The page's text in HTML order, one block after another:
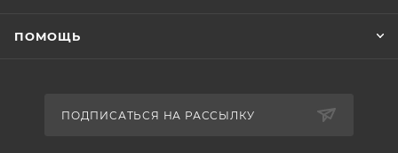
ПОМОЩЬ
ПОДПИСАТЬСЯ НА РАССЫЛКУ